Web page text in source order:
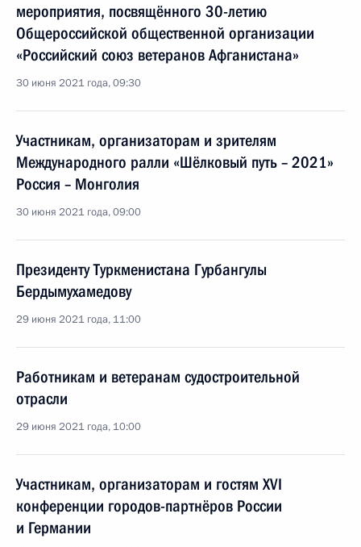
мероприятия, посвящённого 30-летию
Общероссийской общественной организации
«Российский союз ветеранов Афганистана»
30 июня 2021 года, 09:30
Участникам, организаторам и зрителям
Международного ралли «Шёлковый путь – 2021»
Россия – Монголия
30 июня 2021 года, 09:00
Президенту Туркменистана Гурбангулы
Бердымухамедову
29 июня 2021 года, 11:00
Работникам и ветеранам судостроительной
отрасли
29 июня 2021 года, 10:00
Участникам, организаторам и гостям XVI
конференции городов-партнёров России
и Германии